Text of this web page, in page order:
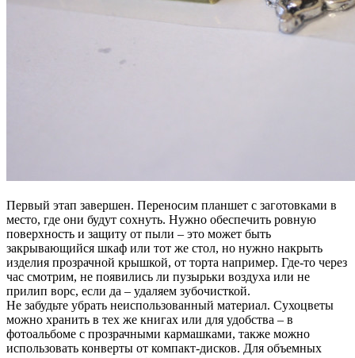
Первый этап завершен. Переносим планшет с заготовками в
место, где они будут сохнуть. Нужно обеспечить ровную
поверхность и защиту от пыли – это может быть
закрывающийся шкаф или тот же стол, но нужно накрыть
изделия прозрачной крышкой, от торта например. Где-то через
час смотрим, не появились ли пузырьки воздуха или не
прилип ворс, если да – удаляем зубочисткой.
Не забудьте убрать неиспользованный материал. Сухоцветы
можно хранить в тех же книгах или для удобства – в
фотоальбоме с прозрачными кармашками, также можно
использовать конверты от компакт-дисков. Для объемных